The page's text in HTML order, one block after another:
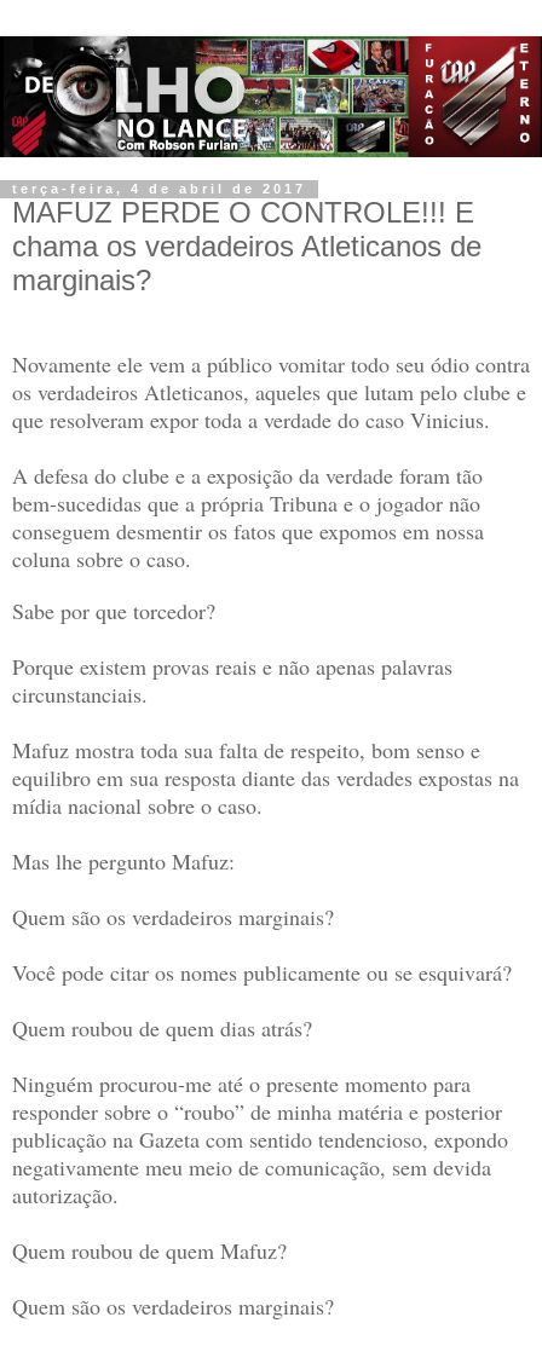
terça-feira, 4 de abril de 2017
MAFUZ PERDE O CONTROLE!!! E
chama os verdadeiros Atleticanos de
marginais?
Novamente ele vem a público vomitar todo seu ódio contra
os verdadeiros Atleticanos, aqueles que lutam pelo clube e
que resolveram expor toda a verdade do caso Vinicius.
A defesa do clube e a exposição da verdade foram tão
bem-sucedidas que a própria Tribuna e o jogador não
conseguem desmentir os fatos que expomos em nossa
coluna sobre o caso.
Sabe por que torcedor?
Porque existem provas reais e não apenas palavras
circunstanciais.
Mafuz mostra toda sua falta de respeito, bom senso e
equilibro em sua resposta diante das verdades expostas na
mídia nacional sobre o caso.
Mas lhe pergunto Mafuz:
Quem são os verdadeiros marginais?
Você pode citar os nomes publicamente ou se esquivará?
Quem roubou de quem dias atrás?
Ninguém procurou-me até o presente momento para
responder sobre o “roubo” de minha matéria e posterior
publicação na Gazeta com sentido tendencioso, expondo
negativamente meu meio de comunicação, sem devida
autorização.
Quem roubou de quem Mafuz?
Quem são os verdadeiros marginais?